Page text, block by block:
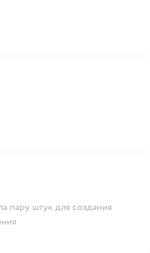
пару штук для создания